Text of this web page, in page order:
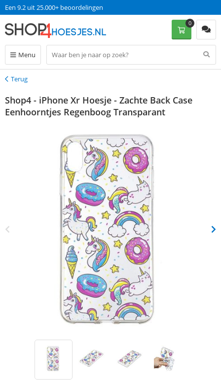
Een 9.2 uit 25.000+ beoordelingen
Menu
0
Terug
Terug
Shop4 - iPhone Xr Hoesje - Zachte Back Case
Eenhoorntjes Regenboog Transparant